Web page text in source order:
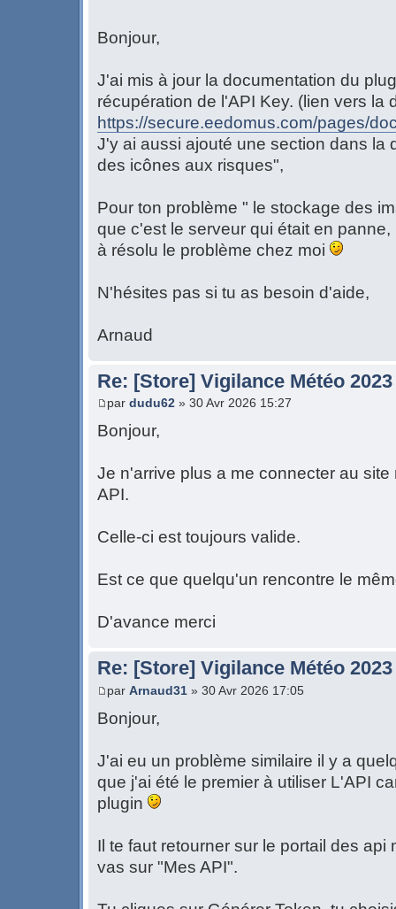
Bonjour,
J'ai mis à jour la documentation du
récupération de l'API Key. (lien vers la
https://secure.eedomus.com/pages/
J'y ai aussi ajouté une section dans la
des icônes aux risques",
Pour ton problème " le stockage des
que c'est le serveur qui était en
à résolu le problème chez moi
N'hésites pas si tu as besoin d'aide,
Arnaud
Re: [Store] Vigilance Météo 2023
par dudu62 » 30 Avr 2026 15:27
Bonjour,
Je n'arrive plus a me connecter au
API.
Celle-ci est toujours valide.
Est ce que quelqu'un rencontre le
D'avance merci
Re: [Store] Vigilance Météo 2023
par Arnaud31 » 30 Avr 2026 17:05
Bonjour,
J'ai eu un problème similaire il y a
que j'ai été le premier à utiliser L'API
plugin
Il te faut retourner sur le portail des api
vas sur "Mes API".